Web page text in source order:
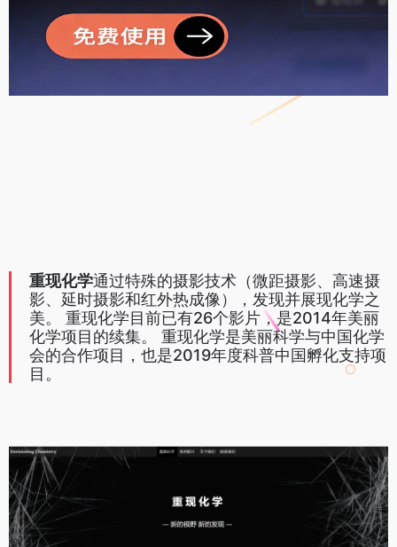
重现化学通过特殊的摄影技术（微距摄影、高速摄
影、延时摄影和红外热成像），发现并展现化学之
美。 重现化学目前已有26个影片，是2014年美丽
化学项目的续集。 重现化学是美丽科学与中国化学
会的合作项目，也是2019年度科普中国孵化支持项
目。